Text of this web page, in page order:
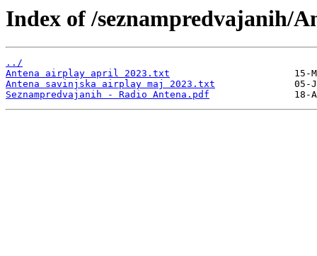
Index of /seznampredvajanih/
../
Antena airplay april 2023.txt
Antena savinjska airplay maj 2023.txt
Seznampredvajanih - Radio Antena.pdf